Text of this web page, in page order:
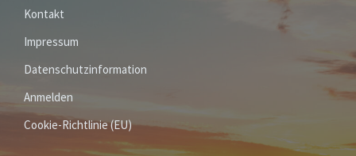
Kontakt
Impressum
Datenschutzinformation
Anmelden
Cookie-Richtlinie (EU)